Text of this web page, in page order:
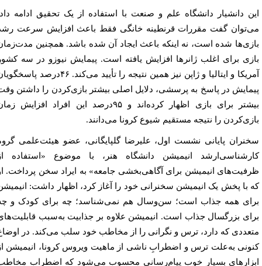
دانشیار دانشگاه علم و صنعت با استفاده از یک تحقیق ادامه داد:
گفت مقررات قرنطینه خانگی فقط باعث افزایش سرعت رشد
شده است، نه اینکه باعث ایجاد آن شده باشد. همچنین مدت‌زمان
برای اغلب ژانرها افزایش یافته است. پیمایش نیوزو در سه کشور
آمریکا و ایتالیا و ژاپن نیز همین نتیجه را تأیید می‌کند. ۴۶درصد پاسخگویان
در پاسخ به پرسشی، دلایل اصلی بیشتر بازی‌کردن را داشتن وقت
بیشتر برای بازی اظهار کرده‌اند و ۹۵درصد این افراد افزایش زمان
را نتیجه مستقیم شیوع کرونا می‌دانند.
پایانی نشست اول، علیرضا گلپایگانی، عضو هیئت‌علمی گروه
انیمیشن دانشگاه هنر، با موضوع «استفاده از
انیمیشن برای آگاهی‌بخشی جامعه» به ایراد سخن پرداخت. او
با پخش یک انیمیشن سخنرانی خود را آغاز کرد، اظهار داشت: انیمیشن
همه جذاب است؛ سن‌وسال هم نمی‌شناسد؛ چه برای کودک و چه
بزرگسال جذاب است. انیمیشن علاوه بر جذابیت به‌سبب قابلیت‌های
که دارد، ترس و نگرانی را از مخاطب خود سلب می‌کند. در اوضاع
به‌علت ترس و اضطرابِ ناشی از ماهیت ویروس کرونا، انیمیشن از
بسیار خوب پیام‌رسانی محسوب می‌شود که اضطراب مخاطب